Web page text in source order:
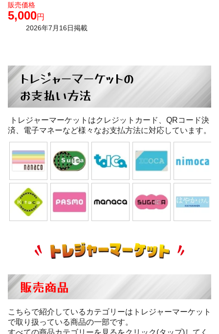
販売価格
5,000円
2026年7月16日掲載
トレジャーマーケットの
お支払い方法
トレジャーマーケットはクレジットカード、QRコード決
済、電子マネーなど様々なお支払方法に対応しています。
販売商品
こちらで紹介しているカテゴリーはトレジャーマーケット
で取り扱っている商品の一部です。
すべての商品カテゴリーを見るをクリック(タップ)してく